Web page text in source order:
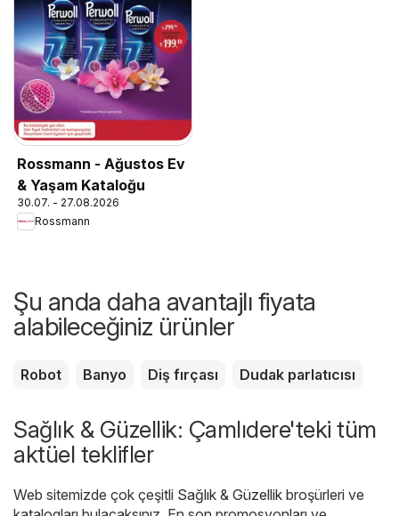
Rossmann - Ağustos Ev
& Yaşam Kataloğu
30.07. - 27.08.2026
Rossmann
Şu anda daha avantajlı fiyata
alabileceğiniz ürünler
Robot Banyo Diş fırçası Dudak parlatıcısı
Sağlık & Güzellik: Çamlıdere'teki tüm
aktüel teklifler
Web sitemizde çok çeşitli Sağlık & Güzellik broşürleri ve